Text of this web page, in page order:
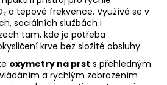
a tepové frekvence. Využívá se v
sociálních službách i
tam, kde je potřeba
krve bez složité obsluhy.
oxymetry na prst s přehledným
a rychlým zobrazením